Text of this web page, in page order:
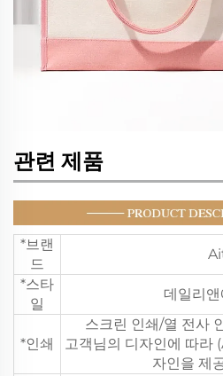
관련 제품
*브랜
드
*스타
일
데일리
*인쇄
스크린 인쇄/열 전사
고객님의 디자인에 따라
자인을 제